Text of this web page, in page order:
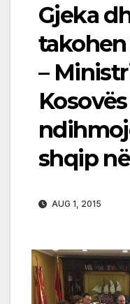
Gjeka
–
shqip
AUG 1, 2015